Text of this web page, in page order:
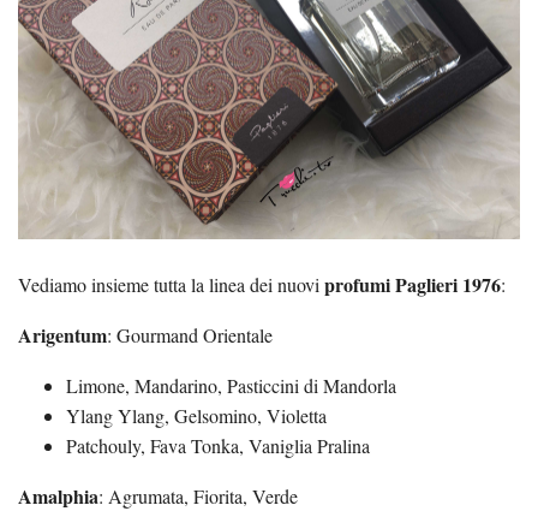
Vediamo insieme tutta la linea dei nuovi profumi Paglieri 1976:
Arigentum: Gourmand Orientale
Limone, Mandarino, Pasticcini di Mandorla
Ylang Ylang, Gelsomino, Violetta
Patchouly, Fava Tonka, Vaniglia Pralina
Amalphia: Agrumata, Fiorita, Verde